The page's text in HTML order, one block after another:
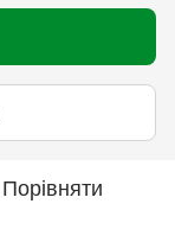
Порівняти